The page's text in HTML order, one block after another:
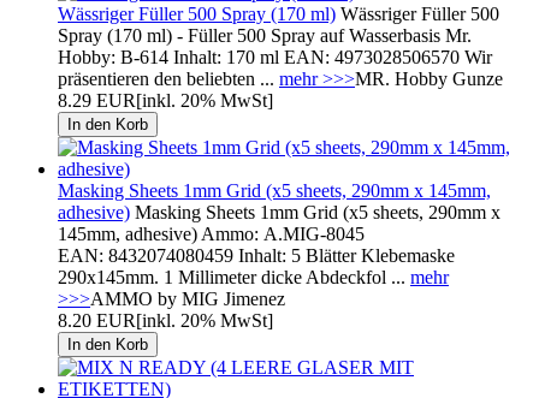
Wässriger Füller 500 Spray (170 ml) Wässriger Füller 500
Spray (170 ml) - Füller 500 Spray auf Wasserbasis Mr.
Hobby: B-614 Inhalt: 170 ml EAN: 4973028506570 Wir
präsentieren den beliebten ... mehr >>>MR. Hobby Gunze
8.29 EUR[inkl. 20% MwSt]
Masking Sheets 1mm Grid (x5 sheets, 290mm x 145mm,
adhesive) Masking Sheets 1mm Grid (x5 sheets, 290mm x
145mm, adhesive) Ammo: A.MIG-8045
EAN: 8432074080459 Inhalt: 5 Blätter Klebemaske
290x145mm. 1 Millimeter dicke Abdeckfol ... mehr
>>>AMMO by MIG Jimenez
8.20 EUR[inkl. 20% MwSt]